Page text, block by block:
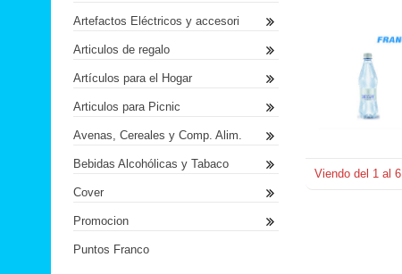
Viendo del 1 al 6
Artefactos Eléctricos y accesori
Articulos de regalo
Artículos para el Hogar
Articulos para Picnic
Avenas, Cereales y Comp. Alim.
Bebidas Alcohólicas y Tabaco
Cover
Promocion
Puntos Franco